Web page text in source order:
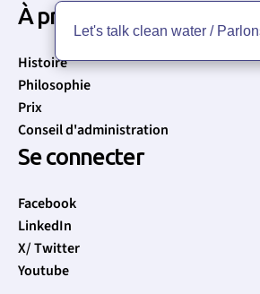
À propos
Histoire
Philosophie
Prix
Conseil d'administration
Se connecter
Facebook
LinkedIn
X/ Twitter
Youtube
Let's talk clean water /